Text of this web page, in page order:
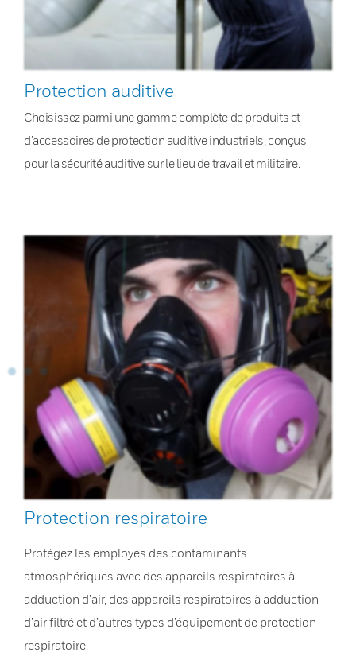
Protection auditive
Choisissez parmi une gamme complète de produits et
d’accessoires de protection auditive industriels, conçus
pour la sécurité auditive sur le lieu de travail et militaire.
Protection respiratoire
Protégez les employés des contaminants
atmosphériques avec des appareils respiratoires à
adduction d’air, des appareils respiratoires à adduction
d’air filtré et d’autres types d’équipement de protection
respiratoire.